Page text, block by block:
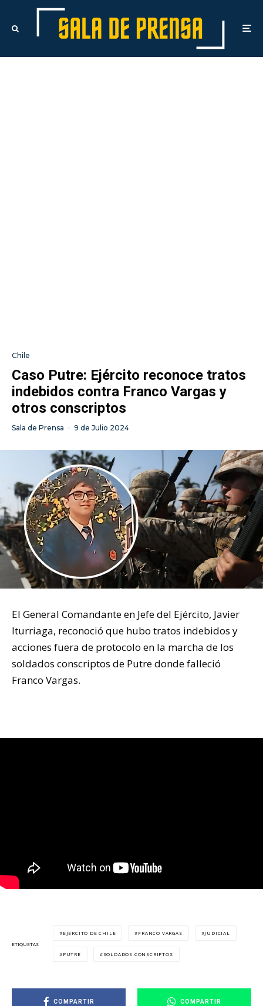
Chile
Caso Putre: Ejército reconoce tratos
indebidos contra Franco Vargas y
otros conscriptos
Sala de Prensa · 9 de Julio 2024
El General Comandante en Jefe del Ejército, Javier
Iturriaga, reconoció que hubo tratos indebidos y
acciones fuera de protocolo en la marcha de los
soldados conscriptos de Putre donde falleció
Franco Vargas.
ETIQUETAS
EJÉRCITO DE CHILE FRANCO VARGAS JUDICIAL
PUTRE SOLDADOS CONSCRIPTOS
COMPARTIR COMPARTIR